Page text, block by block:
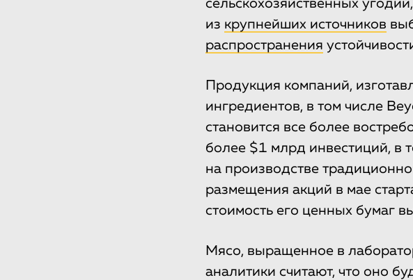
сельскохозяйственных
из крупнейших источников
распространения
Продукция компаний,
ингредиентов, в том числе
становится все более
более $1 млрд инвестиций, в
на производстве
размещения акций в мае
стоимость его ценных бумаг
Мясо, выращенное в
аналитики считают, что оно